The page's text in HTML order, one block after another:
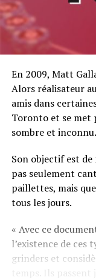
En 2009, Matt
Alors réalisateur
amis dans
Toronto et se met
sombre et inconnu.
Son objectif est
pas seulement
paillettes, mais
tous les jours.
« Avec ce
l’existence de ces
grinders et